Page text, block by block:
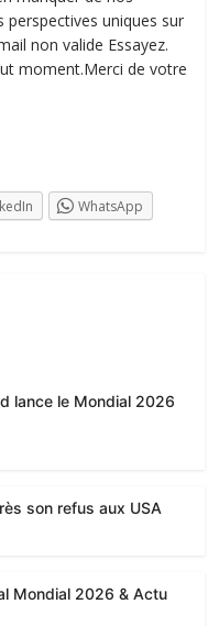
uniques sur
non valide Essayez.
moment.Merci de votre
WhatsApp
lance le Mondial 2026
son refus aux USA
Mondial 2026 & Actu